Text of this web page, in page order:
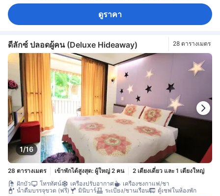
ดูราคา
ดีลักซ์ ปลอดผู้คน (Deluxe Hideaway) 28 ตารางเมตร
1/16
28 ตารางเมตร เข้าพักได้สูงสุด: ผู้ใหญ่ 2 คน
2 เตียงเดี่ยว และ 1 เตียงใหญ่
ฝักบัว
โทรทัศน์ เครื่องปรับอากาศ
เครื่องชงกาแฟ/ชา
น้ำดื่มบรรจุขวด (ฟรี)
มินิบาร์ ระเบียง/ชานเรือน ตู้เซฟในห้องพัก